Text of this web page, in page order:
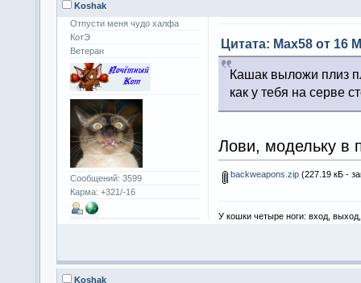
Koshak
Отпусти меня чудо халфа
КотЭ
Ветеран
Сообщений: 3599
Карма: +321/-16
Цитата: Max58 от 16
Кашак выложи плиз
как у тебя на серве
Лови, модельку в
backweapons.zip(227.19 кБ -
У кошки четыре ноги: вход,
Koshak